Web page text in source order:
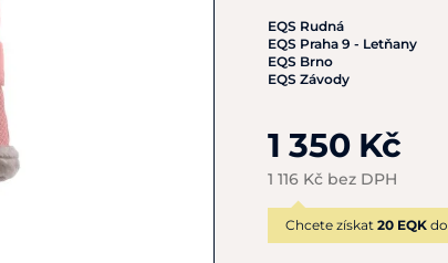
EQS Rudná
EQS Praha 9 - Letňany
EQS Brno
EQS Závody
1 350 Kč
1 116 Kč bez DPH
Chcete získat 20 EQK